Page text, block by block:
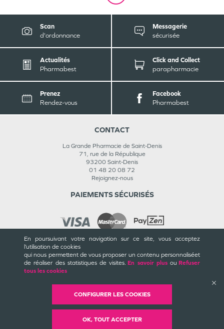
En poursuivant votre navigation sur ce site, vous acceptez
l’utilisation de cookies
qui nous permettent de vous proposer un contenu personnaliséet
de réaliser des statistiques de visites. En savoir plusou Refuser
tous les cookies
CONFIGURER LES COOKIES
OK, TOUT ACCEPTER
Scan
d'ordonnance
Messagerie
sécurisée
Actualités
Pharmabest
Click and Collect
parapharmacie
Prenez
Rendez-vous
Facebook
Pharmabest
CONTACT
La Grande Pharmacie de Saint-Denis
71, rue de la République
93200 Saint-Denis
01 48 20 08 72
Rejoignez-nous
CGU / CGV
Rappels de produits
Création2018-2026
PAIEMENTS SÉCURISÉS